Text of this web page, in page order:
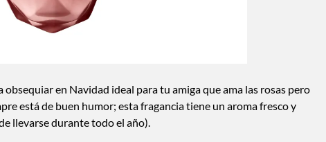
en Navidad ideal para tu amiga que ama las rosas pero
está de buen humor; esta fragancia tiene un aroma fresco y
llevarse durante todo el año).